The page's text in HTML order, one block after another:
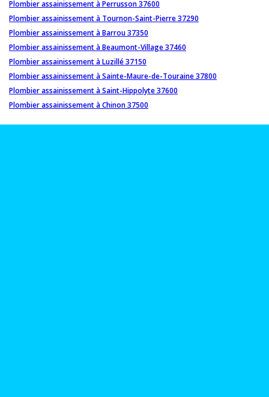
Plombier assainissement à Perrusson 37600
Plombier assainissement à Tournon-Saint-Pierre 37290
Plombier assainissement à Barrou 37350
Plombier assainissement à Beaumont-Village 37460
Plombier assainissement à Luzillé 37150
Plombier assainissement à Sainte-Maure-de-Touraine 37800
Plombier assainissement à Saint-Hippolyte 37600
Plombier assainissement à Chinon 37500